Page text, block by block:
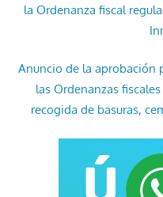
la Ordenanza fiscal
Anuncio de la aprobación
las Ordenanzas
recogida de basuras,